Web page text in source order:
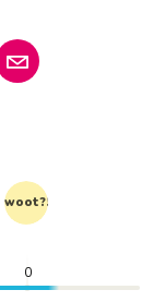
woot?!
0